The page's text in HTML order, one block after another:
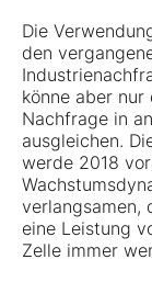
Die
den
könne aber
Nachfrage in
ausgleichen.
werde 2018
verlangsamen,
eine Leistung
Zelle immer